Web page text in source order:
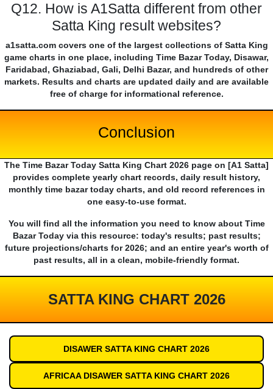
Q12. How is A1Satta different from other
Satta King result websites?
a1satta.com covers one of the largest collections of Satta King
game charts in one place, including Time Bazar Today, Disawar,
Faridabad, Ghaziabad, Gali, Delhi Bazar, and hundreds of other
markets. Results and charts are updated daily and are available
free of charge for informational reference.
Conclusion
The Time Bazar Today Satta King Chart 2026 page on [A1 Satta]
provides complete yearly chart records, daily result history,
monthly time bazar today charts, and old record references in
one easy-to-use format.
You will find all the information you need to know about Time
Bazar Today via this resource: today's results; past results;
future projections/charts for 2026; and an entire year's worth of
past results, all in a clean, mobile-friendly format.
SATTA KING CHART 2026
DISAWER SATTA KING CHART 2026
AFRICAA DISAWER SATTA KING CHART 2026